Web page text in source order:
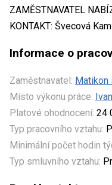
ZAMĚSTNAVATEL
KONTAKT: Švecová
Informace o
Zaměstnavatel: Matikon
Místo výkonu práce:
Platové ohodnocení: 24
Typ pracovního vztahu:
Minimální počet hodin
Typ smluvního vztahu: